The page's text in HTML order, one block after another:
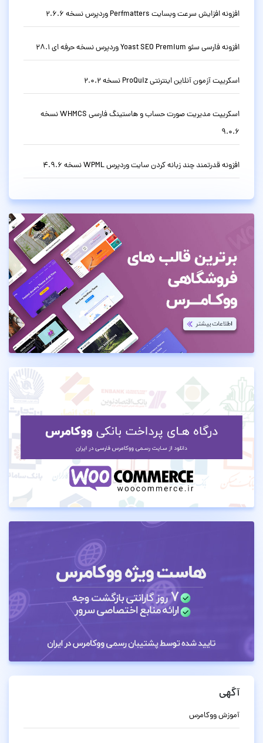
افزونه افزایش سرعت وبسایت Perfmatters وردپرس نسخه 2.6.6
افزونه فارسی سئو Yoast SEO Premium وردپرس نسخه حرفه ای 28.1
اسکریپت آزمون آنلاین اینترنتی ProQuiz نسخه 2.0.2
اسکریپت مدیریت صورت حساب و هاستینگ فارسی WHMCS نسخه
9.0.6
افزونه قدرتمند چند زبانه کردن سایت وردپرس WPML نسخه 4.9.6
آگهی
آموزش ووکامرس